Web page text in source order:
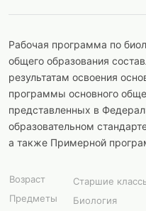
Рабочая программа по
общего образования
результатам освоения
программы основного
представленных в
образовательном
а также Примерной
Возраст
Старшие
Предметы
Биология